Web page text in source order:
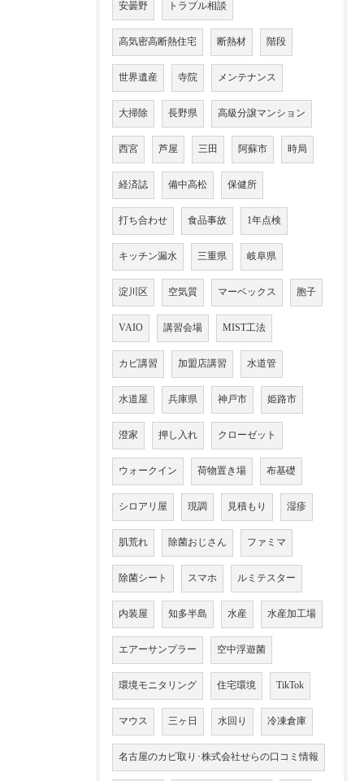
安曇野 トラブル相談
高気密高断熱住宅 断熱材 階段
世界遺産 寺院 メンテナンス
大掃除 長野県 高級分譲マンション
西宮 芦屋 三田 阿蘇市 時局
経済誌 備中高松 保健所
打ち合わせ 食品事故 1年点検
キッチン漏水 三重県 岐阜県
淀川区 空気質 マーベックス 胞子
VAIO 講習会場 MIST工法
カビ講習 加盟店講習 水道管
水道屋 兵庫県 神戸市 姫路市
澄家 押し入れ クローゼット
ウォークイン 荷物置き場 布基礎
シロアリ屋 現調 見積もり 湿疹
肌荒れ 除菌おじさん ファミマ
除菌シート スマホ ルミテスター
内装屋 知多半島 水産 水産加工場
エアーサンプラー 空中浮遊菌
環境モニタリング 住宅環境 TikTok
マウス 三ヶ日 水回り 冷凍倉庫
名古屋のカビ取り･株式会社せらの口コミ情報